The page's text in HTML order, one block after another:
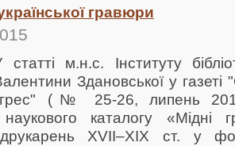
гравюри
статті м.н.с. Інституту
Здановської у газеті
(№ 25-26, липень
каталогу «Мідні
друкарень XVII–XIX ст. у